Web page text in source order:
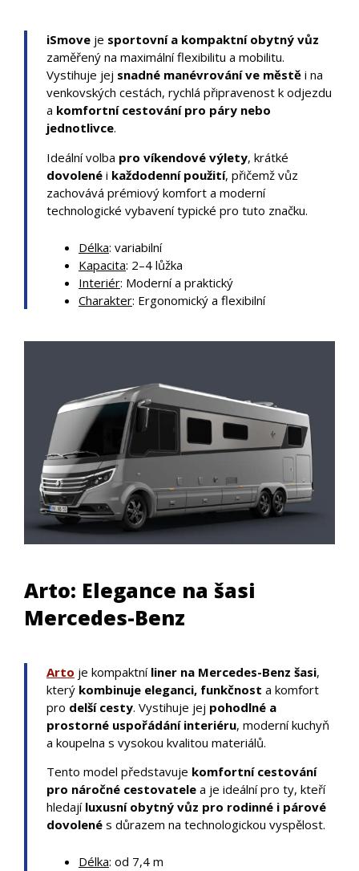
iSmove je sportovní a kompaktní obytný vůz
zaměřený na maximální flexibilitu a mobilitu.
Vystihuje jej snadné manévrování ve městě i na
venkovských cestách, rychlá připravenost k odjezdu
a komfortní cestování pro páry nebo
jednotlivce.
Ideální volba pro víkendové výlety, krátké
dovolené i každodenní použití, přičemž vůz
zachovává prémiový komfort a moderní
technologické vybavení typické pro tuto značku.
Délka: variabilní
Kapacita: 2–4 lůžka
Interiér: Moderní a praktický
Charakter: Ergonomický a flexibilní
Arto: Elegance na šasi
Mercedes-Benz
Arto je kompaktní liner na Mercedes-Benz šasi,
který kombinuje eleganci, funkčnost a komfort
pro delší cesty. Vystihuje jej pohodlné a
prostorné uspořádání interiéru, moderní kuchyň
a koupelna s vysokou kvalitou materiálů.
Tento model představuje komfortní cestování
pro náročné cestovatele a je ideální pro ty, kteří
hledají luxusní obytný vůz pro rodinné i párové
dovolené s důrazem na technologickou vyspělost.
Délka: od 7,4 m